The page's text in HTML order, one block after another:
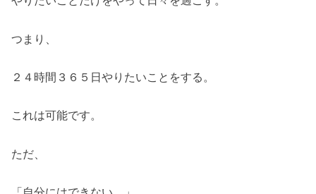
つまり、
２４時間３６５日やりたいことをする。
これは可能です。
ただ、